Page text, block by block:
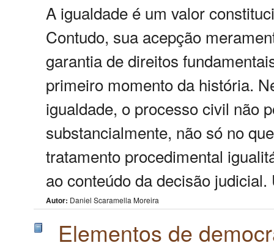
A igualdade é um valor
Contudo, sua acepção
garantia de direitos
primeiro momento da história.
igualdade, o processo civil não
substancialmente, não só no
tratamento procedimental
ao conteúdo da decisão
Autor: Daniel Scaramella Moreira
Elementos de